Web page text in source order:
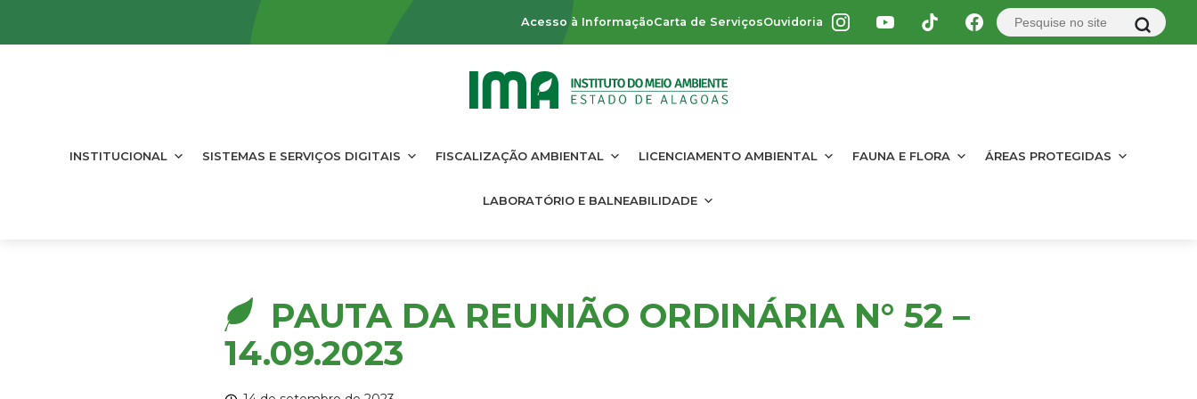
Acesso à InformaçãoCarta de ServiçosOuvidoria
INSTITUCIONAL SISTEMAS E SERVIÇOS DIGITAIS FISCALIZAÇÃO AMBIENTAL LICENCIAMENTO AMBIENTAL FAUNA E FLORA ÁREAS PROTEGIDAS
LABORATÓRIO E BALNEABILIDADE
PAUTA DA REUNIÃO ORDINÁRIA N° 52 –
14.09.2023